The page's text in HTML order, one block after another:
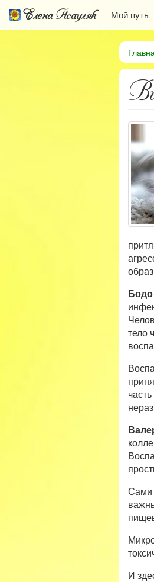
Елена Асауляк Мой путь
Бодо
тело
Сами
И